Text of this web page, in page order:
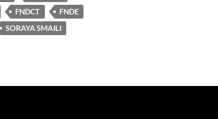
FNDCT
FNDE
SORAYA SMAILI